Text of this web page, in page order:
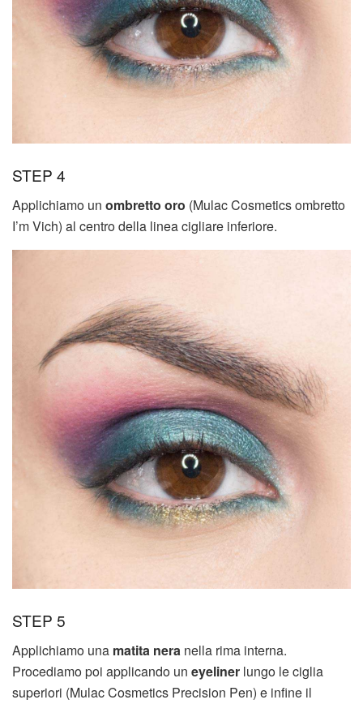
STEP 4
Applichiamo un ombretto oro (Mulac Cosmetics ombretto
I’m Vich) al centro della linea cigliare inferiore.
STEP 5
Applichiamo una matita nera nella rima interna.
Procediamo poi applicando un eyeliner lungo le ciglia
superiori (Mulac Cosmetics Precision Pen) e infine il